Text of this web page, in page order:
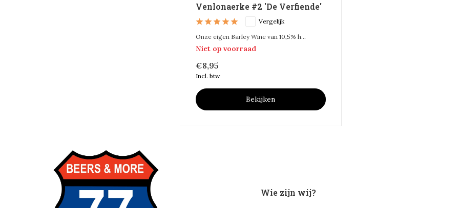
Venlonaerke #2 'De Verfiende'
Vergelijk
Onze eigen Barley Wine van 10,5% h...
Niet op voorraad
€8,95
Incl. btw
Bekijken
Wie zijn wij?